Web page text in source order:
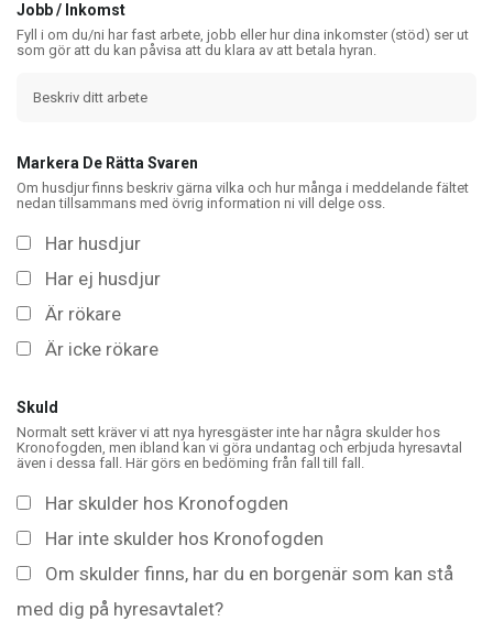
Jobb / Inkomst
Fyll i om du/ni har fast arbete, jobb eller hur dina inkomster (stöd) ser ut
som gör att du kan påvisa att du klara av att betala hyran.
Markera De Rätta Svaren
Om husdjur finns beskriv gärna vilka och hur många i meddelande fältet
nedan tillsammans med övrig information ni vill delge oss.
Har husdjur
Har ej husdjur
Är rökare
Är icke rökare
Skuld
Normalt sett kräver vi att nya hyresgäster inte har några skulder hos
Kronofogden, men ibland kan vi göra undantag och erbjuda hyresavtal
även i dessa fall. Här görs en bedöming från fall till fall.
Har skulder hos Kronofogden
Har inte skulder hos Kronofogden
Om skulder finns, har du en borgenär som kan stå
med dig på hyresavtalet?